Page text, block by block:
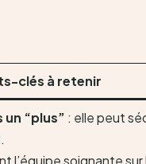
clés à retenir
“plus” : elle peut
l’équipe soignante